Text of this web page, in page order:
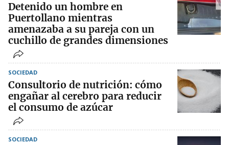
Detenido un hombre en
Puertollano mientras
amenazaba a su pareja con un
cuchillo de grandes dimensiones
SOCIEDAD
Consultorio de nutrición: cómo
engañar al cerebro para reducir
el consumo de azúcar
SOCIEDAD